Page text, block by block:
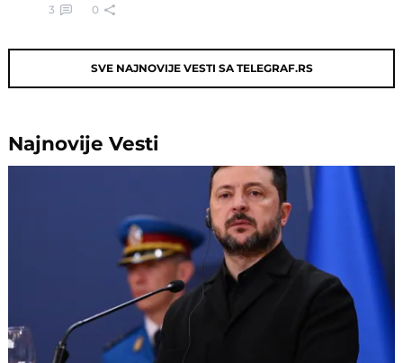
3 0
SVE NAJNOVIJE VESTI SA TELEGRAF.RS
NajnovijeVesti